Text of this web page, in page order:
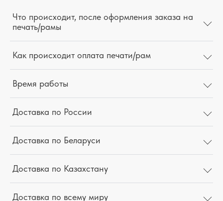
Что происходит, после оформления заказа на
печать/рамы
Как происходит оплата печати/рам
Время работы
Доставка по России
Доставка по Беларуси
Доставка по Казахстану
Доставка по всему миру